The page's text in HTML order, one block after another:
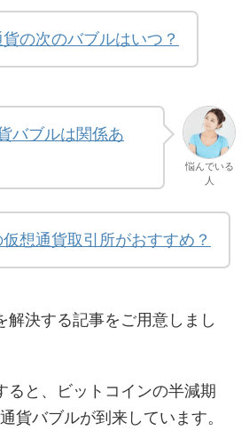
の次のバブルはいつ？
バブルは関係あ
悩んでいる
人
仮想通貨取引所がおすすめ？
解決する記事をご用意しまし
ると、ビットコインの半減期
貨バブルが到来しています。